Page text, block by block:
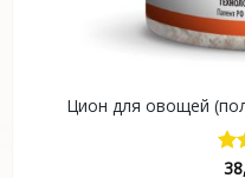
Цион для овощей